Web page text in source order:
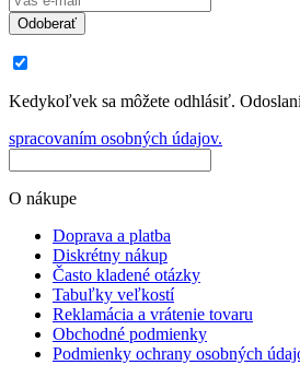
Odoberať
Kedykoľvek sa môžete odhlásiť.
spracovaním osobných údajov.
O nákupe
Doprava a platba
Diskrétny nákup
Často kladené otázky
Tabuľky veľkostí
Reklamácia a vrátenie tovaru
Obchodné podmienky
Podmienky ochrany osobných